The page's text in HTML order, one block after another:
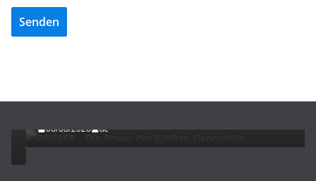
Senden
REISSER – Die Power der fünften Generation
06/08/2026 dc